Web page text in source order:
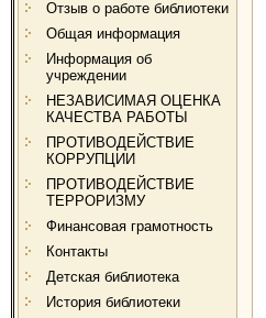
Отзыв о работе библиотеки
Общая информация
Информация об
учреждении
НЕЗАВИСИМАЯ ОЦЕНКА
КАЧЕСТВА РАБОТЫ
ПРОТИВОДЕЙСТВИЕ
КОРРУПЦИИ
ПРОТИВОДЕЙСТВИЕ
ТЕРРОРИЗМУ
Финансовая грамотность
Контакты
Детская библиотека
История библиотеки